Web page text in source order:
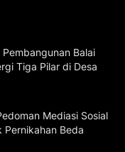
Balai
Tiga Pilar di Desa
Mediasi Sosial
Pernikahan Beda